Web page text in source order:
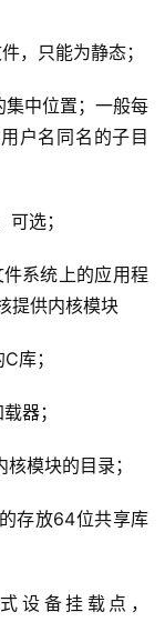
能为静态；
位置；一般每
户名同名的子目
选；
统上的应用程
提供内核模块
；
；
的目录；
64位共享库
挂载点，